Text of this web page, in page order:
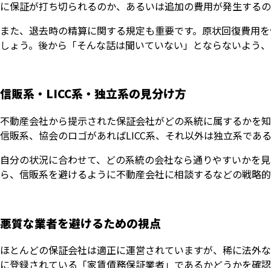
に保証が打ち切られるのか、あるいは追加の費用が発生する
また、退去時の精算に関する規定も重要です。原状回復費用
しょう。後から「そんな話は聞いていない」とならないよう
信販系・LICC系・独立系の見分け方
不動産会社から提示された保証会社がどの系統に属するかを
信販系、協会のロゴがあればLICC系、それ以外は独立系であ
自分の状況に合わせて、どの系統の会社なら通りやすいかを
ら、信販系を避けるように不動産会社に相談するなどの戦略
悪質な業者を避けるための視点
ほとんどの保証会社は適正に運営されていますが、稀に法外
に登録されている「家賃債務保証業者」であるかどうかを確